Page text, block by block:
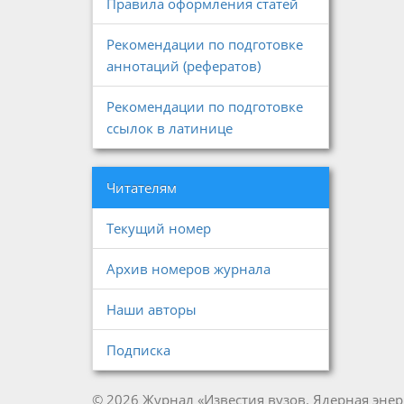
Правила оформления статей
Рекомендации по подготовке
аннотаций (рефератов)
Рекомендации по подготовке
ссылок в латинице
Читателям
Текущий номер
Архив номеров журнала
Наши авторы
Подписка
© 2026 Журнал «Известия вузов. Ядерная